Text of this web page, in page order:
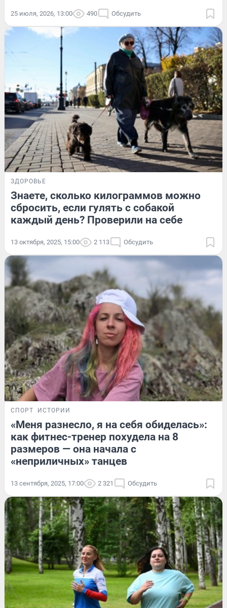
25 июля, 2026, 13:00 490 Обсудить
ЗДОРОВЬЕ
Знаете, сколько килограммов можно
сбросить, если гулять с собакой
каждый день? Проверили на себе
13 октября, 2025, 15:00 2 113 Обсудить
СПОРТ ИСТОРИИ
«Меня разнесло, я на себя обиделась»:
как фитнес-тренер похудела на 8
размеров — она начала с
«неприличных» танцев
13 сентября, 2025, 17:00 2 321 Обсудить